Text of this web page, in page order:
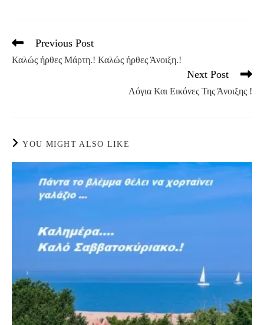
Read
articles
Previous Post
Καλώς ήρθες Μάρτη.! Καλώς ήρθες Άνοιξη.!
Next Post
Λόγια Και Εικόνες Της Άνοιξης !
YOU MIGHT ALSO LIKE